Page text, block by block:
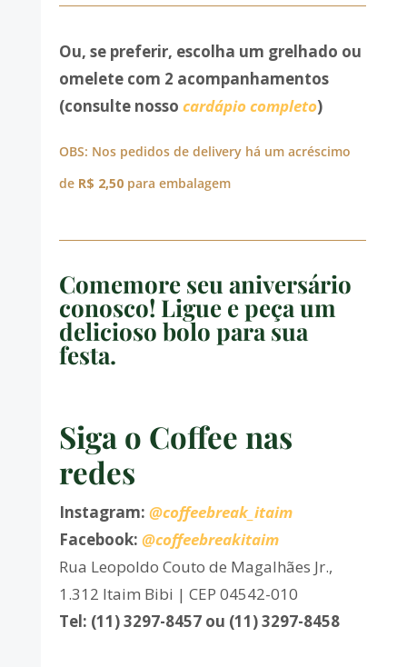
Ou, se preferir, escolha um grelhado ou
omelete com 2 acompanhamentos
(consulte nosso cardápio completo)
OBS: Nos pedidos de delivery há um acréscimo
de R$ 2,50para embalagem
Comemore seu aniversário
conosco! Ligue e peça um
delicioso bolo para sua
festa.
Siga o Coffee nas
redes
Instagram: @coffeebreak_itaim
Facebook: @coffeebreakitaim
Rua Leopoldo Couto de Magalhães Jr.,
1.312 Itaim Bibi | CEP 04542-010
Tel: (11) 3297-8457 ou (11) 3297-8458